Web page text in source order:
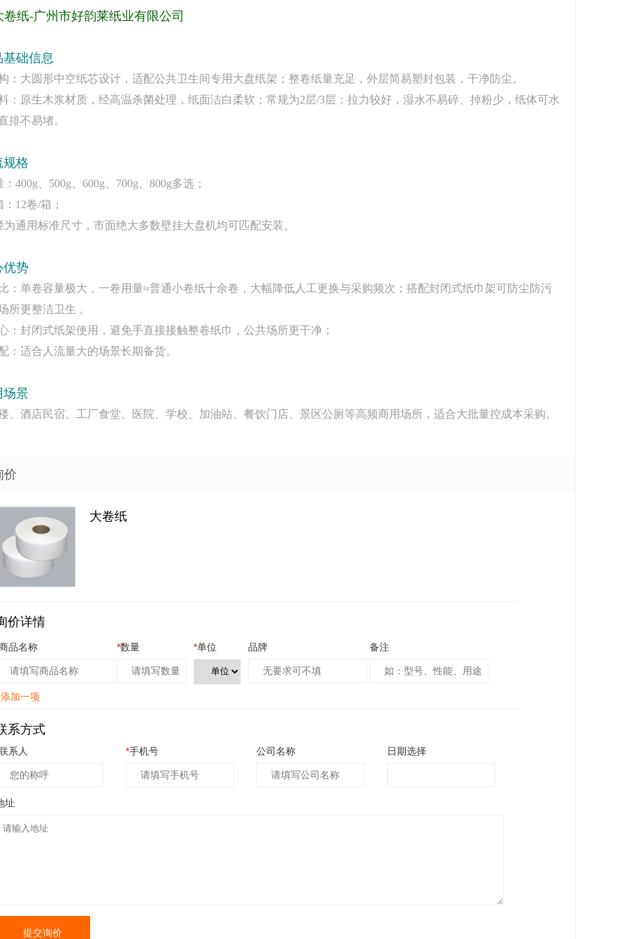
州市好韵莱纸业有限公司
础信息
：大圆形中空纸芯设计，适配公共卫生间专用大盘纸架；整卷纸量充足，外层简易塑封包装，干净防尘。
：原生木浆材质，经高温杀菌处理，纸面洁白柔软；常规为2层/3层；拉力较好，湿水不易碎、掉粉少，纸体可水
排不易堵。
规格
400g、500g、600g、700g、800g多选；
12卷/箱；
为通用标准尺寸，市面绝大多数壁挂大盘机均可匹配安装。
优势
：单卷容量极大，一卷用量≈普通小卷纸十余卷，大幅降低人工更换与采购频次；搭配封闭式纸巾架可防尘防污
所更整洁卫生 。
：封闭式纸架使用，避免手直接接触整卷纸巾，公共场所更干净；
：适合人流量大的场景长期备货。
场景
、酒店民宿、工厂食堂、医院、学校、加油站、餐饮门店、景区公厕等高频商用场所，适合大批量控成本采购。
价
大卷纸
价详情
品名称 *数量 *单位 品牌 备注
加一项
系方式
系人 *手机号 公司名称 日期选择
址
长方盒）